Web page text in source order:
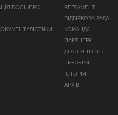
DOCU/ПРО
РЕГЛАМЕНТ
ВІДБІРКОВА РАДА
КОМАНДА
ПАРТНЕРИ
ДОСТУПНІСТЬ
ТЕНДЕРИ
ІСТОРІЯ
АРХІВ